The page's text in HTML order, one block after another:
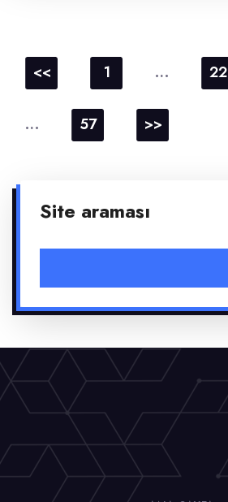
sayfalaması
<< 1 … 22
… 57 >>
Site araması